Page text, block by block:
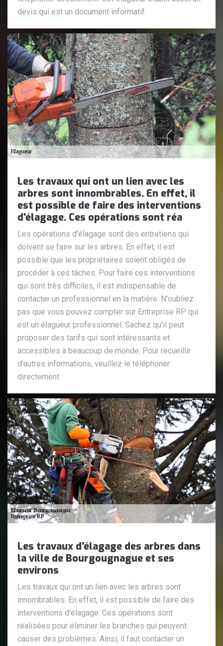
devis qui est un document informatif.
Les travaux qui ont un lien avec les
arbres sont innombrables. En effet, il
est possible de faire des interventions
d'élagage. Ces opérations sont réa
Les opérations d'élagage sont des entretiens qui
doivent se faire sur les arbres. En effet, il est
possible que les propriétaires soient obligés de
procéder à ces tâches. Pour faire ces interventions
qui sont très difficiles, il est indispensable de
contacter un professionnel en la matière. N'oubliez
pas que vous pouvez compter sur Entreprise RP qui
est un élagueur professionnel. Sachez qu'il peut
proposer des tarifs qui sont intéressants et
accessibles à beaucoup de monde. Pour recueillir
d'autres informations, veuillez le téléphoner
directement.
Les travaux d'élagage des arbres dans
la ville de Bourgougnague et ses
environs
Les travaux qui ont un lien avec les arbres sont
innombrables. En effet, il est possible de faire des
interventions d'élagage. Ces opérations sont
réalisées pour éliminer les branches qui peuvent
causer des problèmes. Ainsi, il faut contacter un